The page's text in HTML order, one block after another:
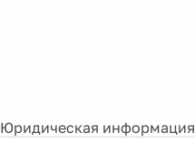
Юридическая информация